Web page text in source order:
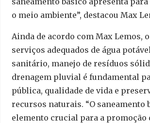
o meio ambiente”, destacou Max
Ainda de acordo com Max Lemos,
serviços adequados de água
sanitário, manejo de resíduos
drenagem pluvial é fundamental
pública, qualidade de vida e
recursos naturais. “O saneamento
elemento crucial para a promoção